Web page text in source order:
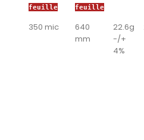
feuille
feuille
350 mic
640
mm
22.6g
-/+
4%